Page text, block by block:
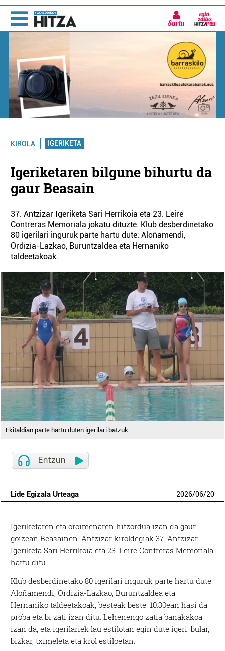
Sartu
KIROLA IGERIKETA
Igeriketaren bilgune bihurtu da
gaur Beasain
37. Antzizar Igeriketa Sari Herrikoia eta 23. Leire
Contreras Memoriala jokatu dituzte. Klub desberdinetako
80 igerilari inguruk parte hartu dute: Aloñamendi,
Ordizia-Lazkao, Buruntzaldea eta Hernaniko
taldeetakoak.
Ekitaldian parte hartu duten igerilari batzuk
Lide Egizala Urteaga 2026/06/20
Igeriketaren eta oroimenaren hitzordua izan da gaur
goizean Beasainen. Antzizar kiroldegiak 37. Antzizar
Igeriketa Sari Herrikoia eta 23. Leire Contreras Memoriala
hartu ditu.
Klub desberdinetako 80 igerilari inguruk parte hartu dute:
Aloñamendi, Ordizia-Lazkao, Buruntzaldea eta
Hernaniko taldeetakoak, besteak beste. 10:30ean hasi da
proba eta bi zati izan ditu. Lehenengo zatia banakakoa
izan da, eta igerilariek lau estilotan egin dute igeri: bular,
bizkar, tximeleta eta krol estiloetan.